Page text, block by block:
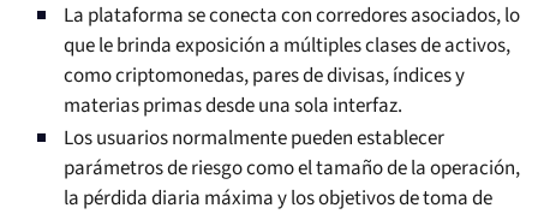
La plataforma se conecta con corredores asociados, lo
que le brinda exposición a múltiples clases de activos,
como criptomonedas, pares de divisas, índices y
materias primas desde una sola interfaz.
Los usuarios normalmente pueden establecer
parámetros de riesgo como el tamaño de la operación,
la pérdida diaria máxima y los objetivos de toma de